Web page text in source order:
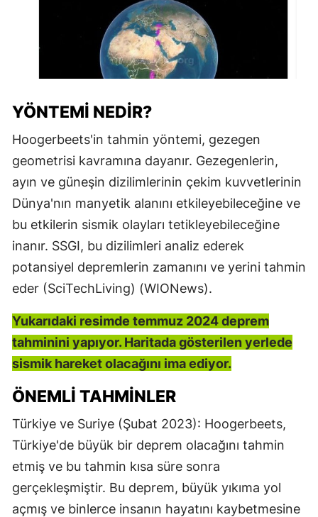
YÖNTEMI NEDIR?
Hoogerbeets'in tahmin yöntemi, gezegen
geometrisi kavramına dayanır. Gezegenlerin,
ayın ve güneşin dizilimlerinin çekim kuvvetlerinin
Dünya'nın manyetik alanını etkileyebileceğine ve
bu etkilerin sismik olayları tetikleyebileceğine
inanır. SSGI, bu dizilimleri analiz ederek
potansiyel depremlerin zamanını ve yerini tahmin
eder​ (SciTechLiving)​​ (WIONews)​.
Yukarıdaki resimde temmuz 2024 deprem
tahminini yapıyor. Haritada gösterilen yerlede
sismik hareket olacağını ima ediyor.
ÖNEMLI TAHMINLER
Türkiye ve Suriye (Şubat 2023): Hoogerbeets,
Türkiye'de büyük bir deprem olacağını tahmin
etmiş ve bu tahmin kısa süre sonra
gerçekleşmiştir. Bu deprem, büyük yıkıma yol
açmış ve binlerce insanın hayatını kaybetmesine